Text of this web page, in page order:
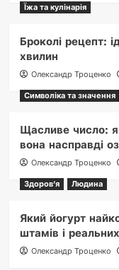
Їжа та кулінарія
Броколі рецепт:
хвилин
Олександр Троценко
Символіка та значення
Щасливе число:
вона насправді
Олександр Троценко
Здоров'я
Людина
Який йогурт
штамів і
Олександр Троценко